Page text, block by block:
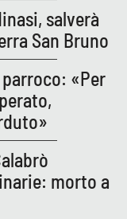
salverà
San Bruno
«Per
morto a